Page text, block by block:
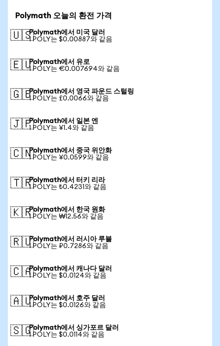
Polymath 오늘의 환전 가격
🇺🇸Polymath에서 미국 달러
1 POLY는 $0.00887와 같음
🇪🇺Polymath에서 유로
1 POLY는 €0.007694와 같음
🇬🇧Polymath에서 영국 파운드 스털링
1 POLY는 £0.0066와 같음
🇯🇵Polymath에서 일본 엔
1 POLY는 ¥1.4와 같음
🇨🇳Polymath에서 중국 위안화
1 POLY는 ¥0.0599와 같음
🇹🇷Polymath에서 터키 리라
1 POLY는 ₺0.4231와 같음
🇰🇷Polymath에서 한국 원화
1 POLY는 ₩12.56와 같음
🇷🇺Polymath에서 러시아 루블
1 POLY는 ₽0.7286와 같음
🇨🇦Polymath에서 캐나다 달러
1 POLY는 $0.0124와 같음
🇦🇺Polymath에서 호주 달러
1 POLY는 $0.0126와 같음
🇸🇬Polymath에서 싱가포르 달러
1 POLY는 $0.0114와 같음